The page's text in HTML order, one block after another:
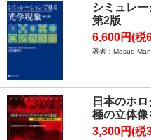
シミュレ
第2版
6,600円(税
著者：Masud
日本のホ
極の立体
3,300円(税